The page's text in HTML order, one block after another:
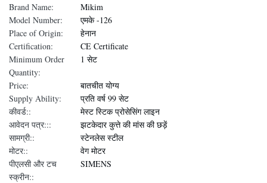
Brand Name:
Mikim
Model Number:
एमके -126
Place of Origin:
हेनान
Certification:
CE Certificate
Minimum Order
Quantity:
1 सेट
Price:
बातचीत योग्य
Supply Ability:
प्रति वर्ष 99 सेट
कीवर्ड::
मेस्ट स्टिक प्रोसेसिंग लाइन
आवेदन पत्र:::
झटकेदार कुत्ते की मांस की छड़ें
सामग्री::
स्टेनलेस स्टील
मोटर::
वेग मोटर
पीएलसी और टच
स्क्रीन::
SIMENS